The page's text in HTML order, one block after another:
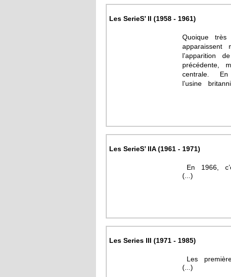
Les SerieS’ II (1958 - 1961)
Quoique
l’apparition
précédente,
centrale. En
l’usine
Les SerieS’ IIA (1961 - 1971)
En 1966,
(...)
Les Series III (1971 - 1985)
Les
(...)